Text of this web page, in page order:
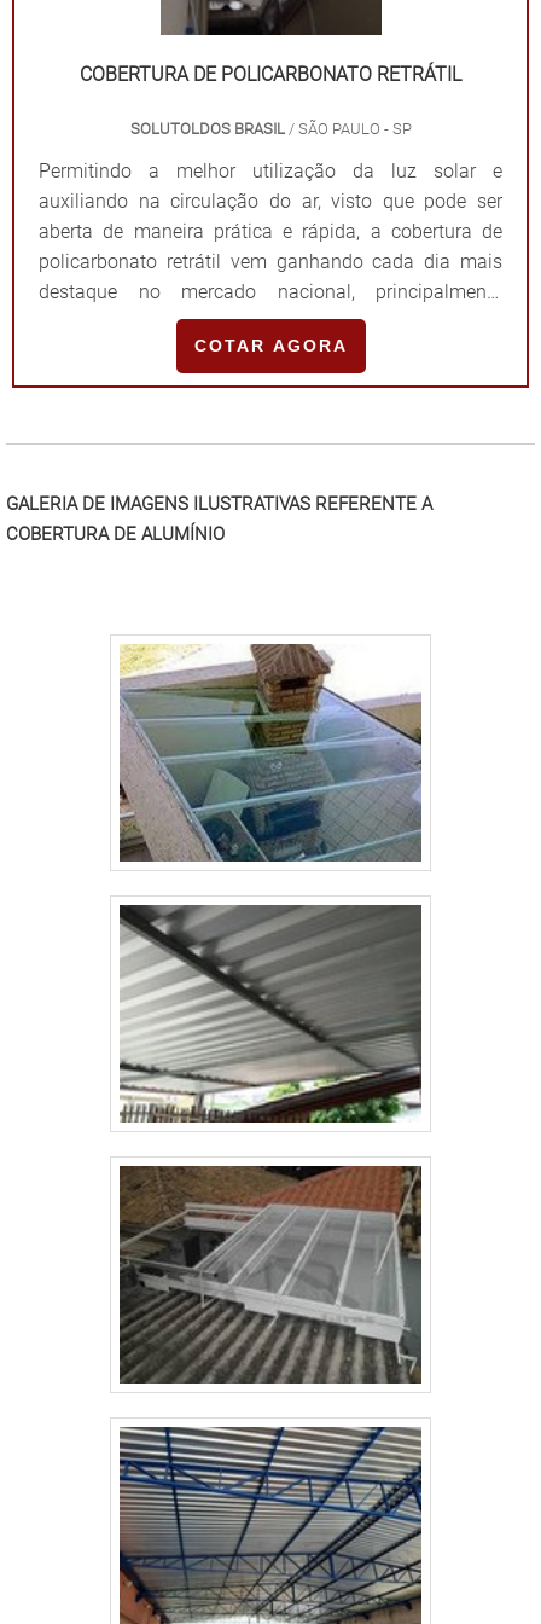
com a Solutoldos. Com uma equipe com mais de 15
qualidade e preço justo, assegurando uma ótima
COBERTURA DE POLICARBONATO RETRÁTIL
SOLUTOLDOS BRASIL/ SÃO PAULO - SP
Permitindo a melhor utilização da luz solar e
auxiliando na circulação do ar, visto que pode ser
aberta de maneira prática e rápida, a cobertura de
policarbonato retrátil vem ganhando cada dia mais
destaque no mercado nacional, principalmente
quando é levado em consideração a versatilidade do
produto. INFORMAÇÕES IMPORTANTES SOBRE O
PRODUTODesenvolvidas de maneira estratégica e
apresenta de malhas metálicas de aço galvanizado e
maior resistência contra intempéries e que aumenta
significativamente a vida útil do produto. De modo
o de policarbonato infra-red. Enquanto isso, em locais
como currasqueiras o mais indicado é o alveolar ou
refletivo. Dentre outros locais que podem receber o
produto, destacam-se: Pátios; Quadras; Áreas de
lazer; Jardins de inverno; Entre outros. Além dos
modelos já descritos, é possível encontrar também o
modelo compacto e o telha, sendo o primeiro um dos
mais populares devido a qualidade e o segundo o
mais eficiente para grandes aplicações. Ademais, a
cobertura retrátil não precisa passar por manutenções,
pois as roldanas correm em nível dentro dos
trilhos. COBERTURA DE POLICARBONATO RETRÁTIL
DE ALTA EFICIÊNCIABuscando por melhoria constante
no desenvolvimento de todos os produtos e serviços,
a Solutoldos sempre gera as melhores soluções para
que o cliente fique plenamente satisfeito. Para isso, a
empresa assegura atendimento personalizado de
ponta a ponta, bem como condições especiais de
pagamento. Saiba mais entrando em contato!.
COTAR AGORA
GALERIA DE IMAGENS ILUSTRATIVAS REFERENTE A
COBERTURA DE ALUMÍNIO